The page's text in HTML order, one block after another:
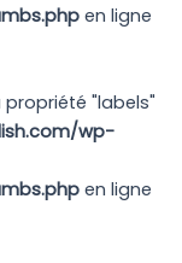
en ligne
"labels"
wp-
en ligne